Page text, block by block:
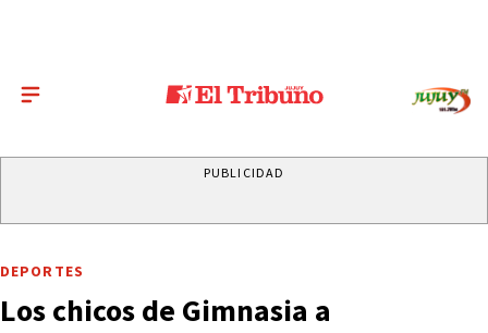
PUBLICIDAD
DEPORTES
Los chicos de Gimnasia a